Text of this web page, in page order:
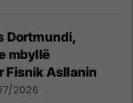
Dortmundi,
mbyllë
Fisnik Asllanin
2026